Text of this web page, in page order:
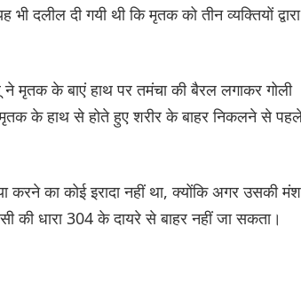
दलील दी गयी थी कि मृतक को तीन व्यक्तियों द्वारा
मृतक के बाएं हाथ पर तमंचा की बैरल लगाकर गोली
के हाथ से होते हुए शरीर के बाहर निकलने से
का कोई इरादा नहीं था, क्योंकि अगर उसकी
की धारा 304 के दायरे से बाहर नहीं जा सकता।